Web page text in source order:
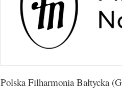
Polska Filharmonia Bałtycka